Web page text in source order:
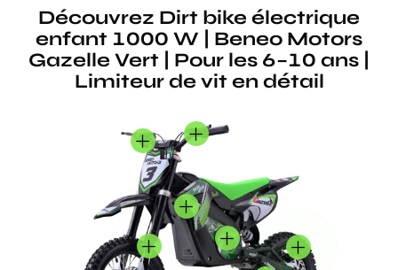
Découvrez Dirt bike électrique
enfant 1000 W | Beneo Motors
Gazelle Vert | Pour les 6–10 ans |
Limiteur de vit en détail